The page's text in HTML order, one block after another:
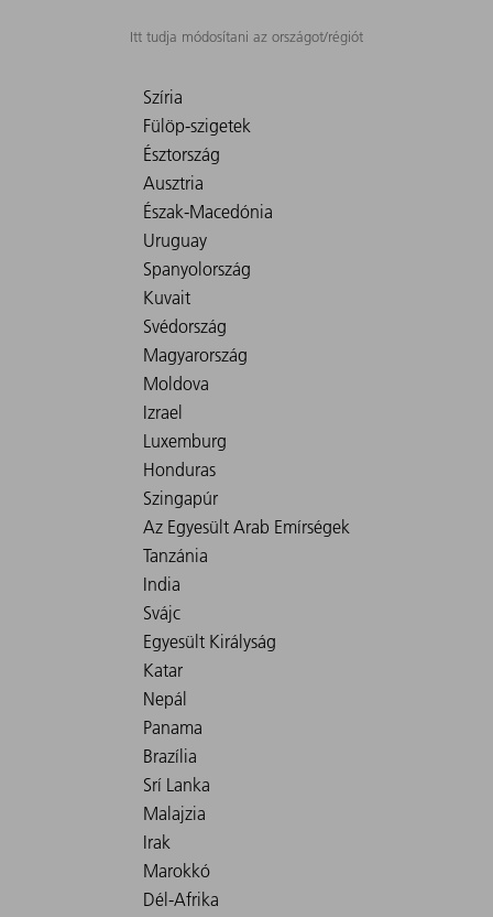
Itt tudja módosítani az országot/régiót